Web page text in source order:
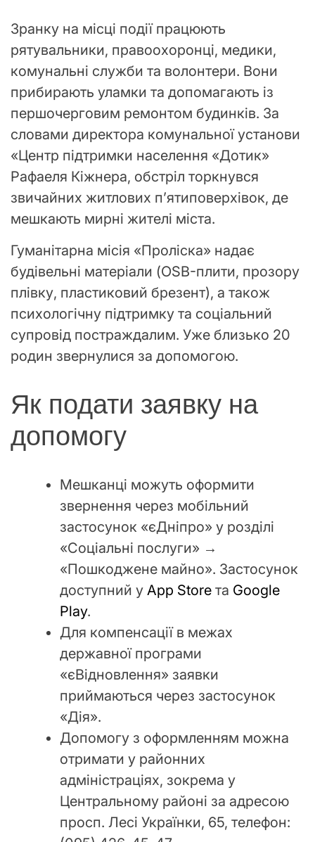
Зранку на місці події працюють
рятувальники, правоохоронці, медики,
комунальні служби та волонтери. Вони
прибирають уламки та допомагають із
першочерговим ремонтом будинків. За
словами директора комунальної установи
«Центр підтримки населення «Дотик»
Рафаеля Кіжнера, обстріл торкнувся
звичайних житлових п’ятиповерхівок, де
мешкають мирні жителі міста.
Гуманітарна місія «Проліска» надає
будівельні матеріали (OSB-плити, прозору
плівку, пластиковий брезент), а також
психологічну підтримку та соціальний
супровід постраждалим. Уже близько 20
родин звернулися за допомогою.
Як подати заявку на
допомогу
Мешканці можуть оформити
звернення через мобільний
застосунок «єДніпро» у розділі
«Соціальні послуги» →
«Пошкоджене майно». Застосунок
доступний у App Store та Google
Play.
Для компенсації в межах
державної програми
«єВідновлення» заявки
приймаються через застосунок
«Дія».
Допомогу з оформленням можна
отримати у районних
адміністраціях, зокрема у
Центральному районі за адресою
просп. Лесі Українки, 65, телефон: